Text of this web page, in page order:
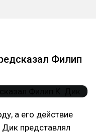
Филип
а его действие
представлял